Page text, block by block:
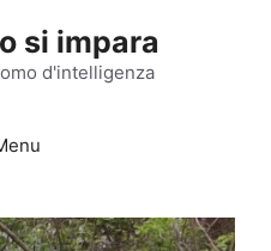
si impara
d'intelligenza